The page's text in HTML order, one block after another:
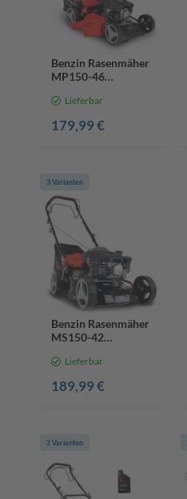
Benzin Rasenmäher
MP150-46
46 cm Schnittbreite
Verstellung
Lieferbar
179,99 €
3 Varianten
Benzin Rasenmäher
MS150-42
42cm Schnittbreite |
Fangbox | inkl.
Lieferbar
189,99 €
2 Varianten